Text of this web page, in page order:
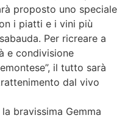
proposto uno speciale
i piatti e i vini più
Per ricreare a
e condivisione
il tutto sarà
dal vivo
bravissima Gemma